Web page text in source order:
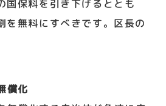
保料を引き下げるととも
を無料にすべきです。区長の
償化